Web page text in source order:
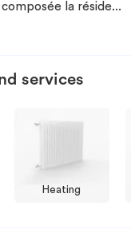
la réside...
services
Heating